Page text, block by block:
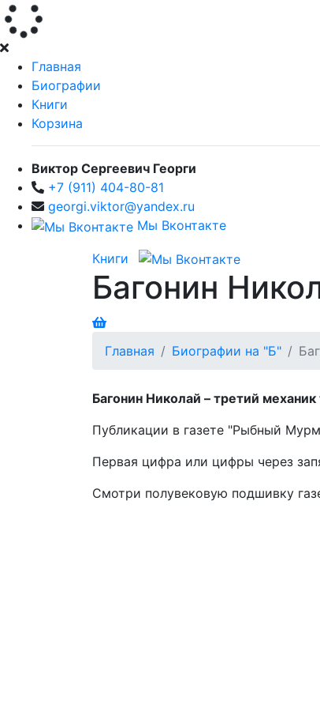
Главная
Биографии
Книги
Корзина
Виктор Сергеевич Георги
+7 (911) 404-80-81
georgi.viktor@yandex.ru
Мы Вконтакте
Книги
Багонин
Главная Биографии на "Б"
Багонин Николай – третий
Публикации в газете "Рыбный
Первая цифра или цифры через
Смотри полувековую подшивку